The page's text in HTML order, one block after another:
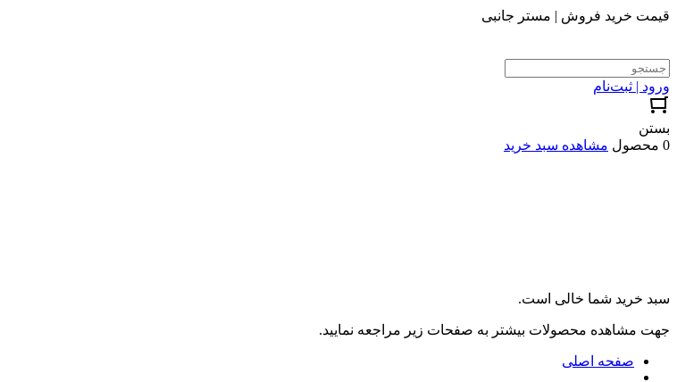
قیمت خرید فروش | مستر جانبی
ورود | ثبت‌نام
بستن
0 محصول
مشاهده سبد خرید
سبد خرید شما خالی است.
جهت مشاهده محصولات بیشتر به صفحات زیر مراجعه نمایید.
صفحه اصلی